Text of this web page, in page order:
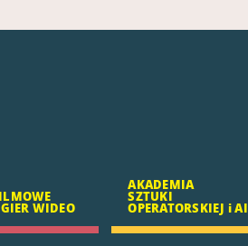
WIDEO
AKADEMIA
SZTUKI
OPERATORSKIEJ i AI